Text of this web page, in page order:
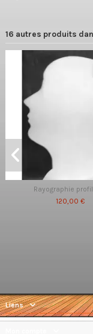
16 autres produits
Rayographie
120,00 €
Liens